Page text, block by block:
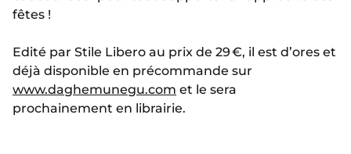
fêtes !
Edité par Stile Libero au prix de 29 €, il est d’ores et
déjà disponible en précommande sur
www.daghemunegu.com et le sera
prochainement en librairie.